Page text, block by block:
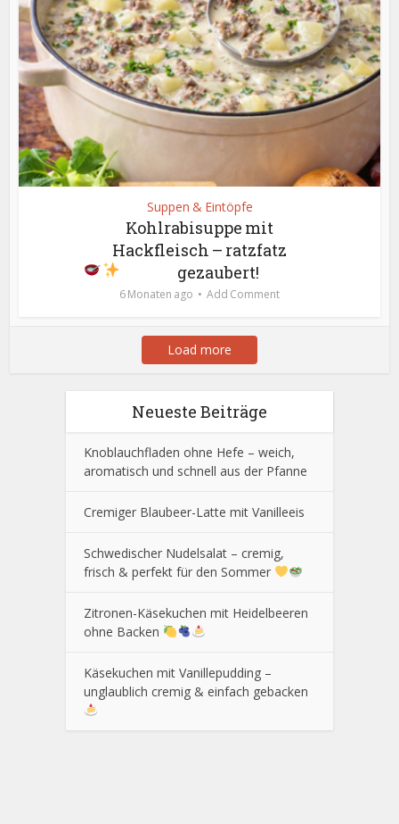
Suppen & Eintöpfe
Kohlrabisuppe mit
Hackfleisch – ratzfatz
gezaubert!
6 Monaten ago Add Comment
Load more
Neueste Beiträge
Knoblauchfladen ohne Hefe – weich,
aromatisch und schnell aus der Pfanne
Cremiger Blaubeer-Latte mit Vanilleeis
Schwedischer Nudelsalat – cremig,
frisch & perfekt für den Sommer
Zitronen-Käsekuchen mit Heidelbeeren
ohne Backen
Käsekuchen mit Vanillepudding –
unglaublich cremig & einfach gebacken